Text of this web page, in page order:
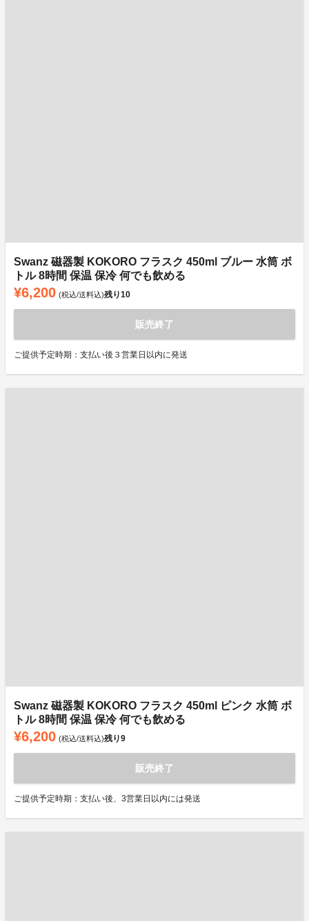
Swanz 磁器製 KOKORO フラスク 450ml ブルー 水筒 ボ
トル 8時間 保温 保冷 何でも飲める
¥6,200 (税込/送料込)残り10
販売終了
ご提供予定時期：支払い後３営業日以内に発送
Swanz 磁器製 KOKORO フラスク 450ml ピンク 水筒 ボ
トル 8時間 保温 保冷 何でも飲める
¥6,200 (税込/送料込)残り9
販売終了
ご提供予定時期：支払い後、3営業日以内には発送